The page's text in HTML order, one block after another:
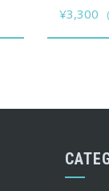
数
¥3,300